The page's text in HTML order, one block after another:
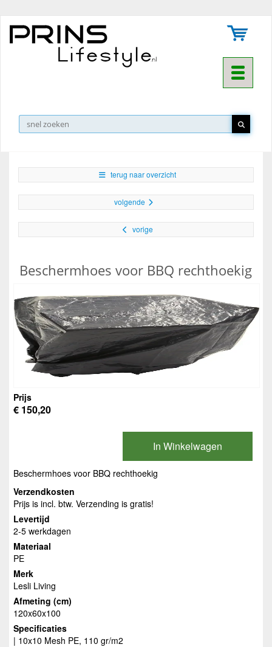
Toggle
▼
terug naar overzicht
volgende
vorige
Beschermhoes voor BBQ rechthoekig
Prijs
€ 150,20
In Winkelwagen
Beschermhoes voor BBQ rechthoekig
Verzendkosten
Prijs is incl. btw. Verzending is gratis!
Levertijd
2-5 werkdagen
Materiaal
PE
Merk
Lesli Living
Afmeting (cm)
120x60x100
Specificaties
| 10x10 Mesh PE, 110 gr/m2